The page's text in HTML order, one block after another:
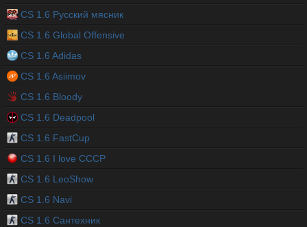
CS 1.6 Русский мясник
CS 1.6 Global Offensive
CS 1.6 Adidas
CS 1.6 Asiimov
CS 1.6 Bloody
CS 1.6 Deadpool
CS 1.6 FastCup
CS 1.6 I love CCCP
CS 1.6 LeoShow
CS 1.6 Navi
CS 1.6 Сантехник